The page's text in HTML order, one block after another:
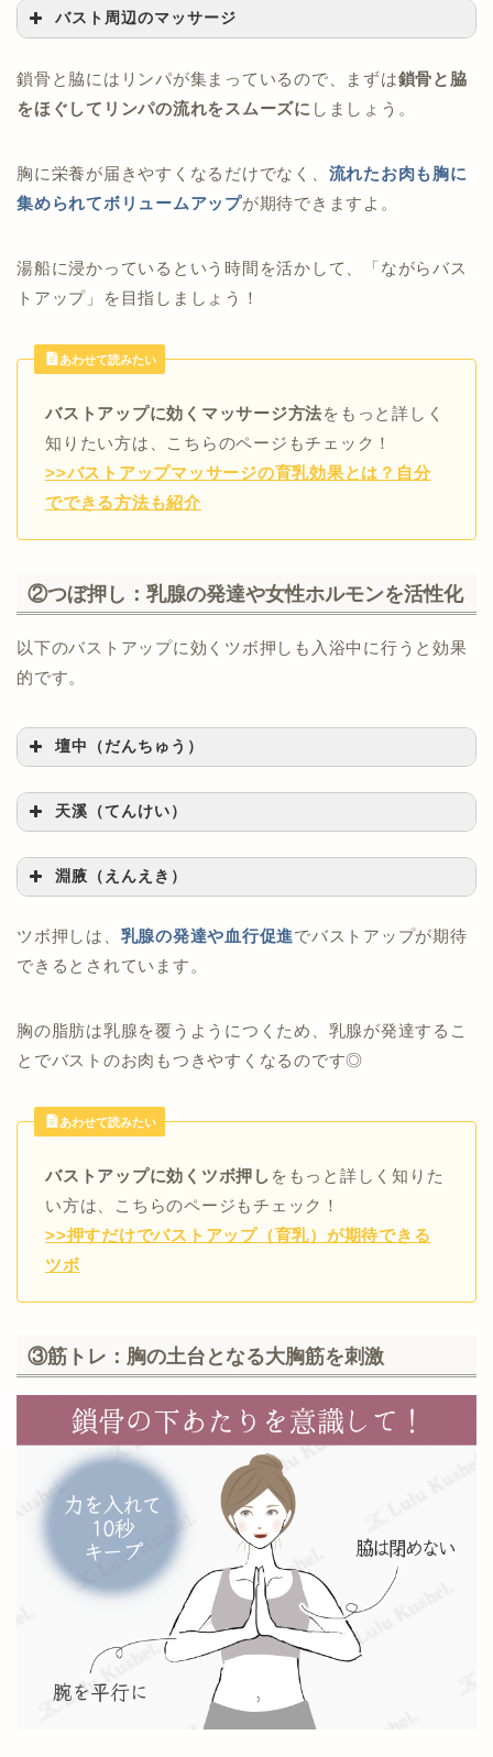
10秒×3
バスト周辺のマッサージ
鎖骨と脇にはリンパが集まっているので、まずは鎖骨と脇
をほぐしてリンパの流れをスムーズに しましょう。
胸に栄養が届きやすくなるだけでなく、 流れたお肉も胸に
集められてボリュームアップが期待できますよ。
湯船に浸かっているという時間を活かして、「ながらバス
トアップ」を目指しましょう！
あわせて読みたい
バストアップに効くマッサージ方法をもっと詳しく
知りたい方は、こちらのページもチェック！
>>バストアップマッサージの育乳効果とは？自分
でできる方法も紹介
②つぼ押し：乳腺の発達や女性ホルモンを活性化
以下のバストアップに効くツボ押しも入浴中に行うと効果
的です。
壇中（だんちゅう）
女性ホルモンの働きを活発にする効果
（出典：倉敷平成病院
【ツボの場所】
左右の乳首を結んだラインの中央部分。
天溪（てんけい）
乳腺が太くなれば脂
【ツボの場所】
乳首のラインから脇に向かったバストの付け根部
分。
【ツボの押し方】
ツボに親指をおく
息を吐きながら胸の内側(斜め上)にむけて5
秒かけてグイーッと押し込む
押し切ったら、5秒 かけて圧力を弱める
淵腋（えんえき）
医道の日本社
胸のつっかえを流してくれる効果
【ツボの場所】
乳頭から約10cm外側でワキの下の部分。
【ツボの押し方】
ツボに親指を置く
ツボ押しは、 乳腺の発達や血行促進でバストアップが期待
できるとされています。
胸の脂肪は乳腺を覆うようにつくため、乳腺が発達するこ
とでバストのお肉もつきやすくなるのです◎
あわせて読みたい
バストアップに効くツボ押し をもっと詳しく知りた
い方は、こちらのページもチェック！
>>押すだけでバストアップ（育乳）が期待できる
ツボ
③筋トレ：胸の土台となる大胸筋を刺激